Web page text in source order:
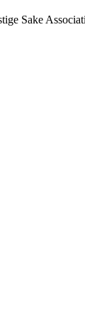
Sake